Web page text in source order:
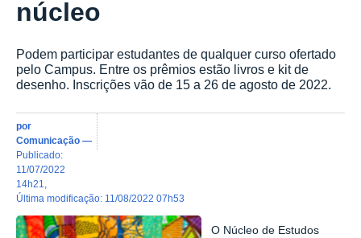
núcleo
Podem participar estudantes de qualquer curso ofertado
pelo Campus. Entre os prêmios estão livros e kit de
desenho. Inscrições vão de 15 a 26 de agosto de 2022.
por
Comunicação —
publicado:
11/07/2022
14h21
última modificação: 11/08/2022 07h53
O Núcleo de Estudos